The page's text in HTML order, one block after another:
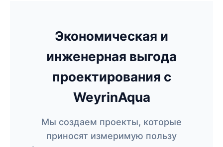
Экономическая и
инженерная выгода
проектирования с
WeyrinAqua
Мы создаем проекты, которые
приносят измеримую пользу